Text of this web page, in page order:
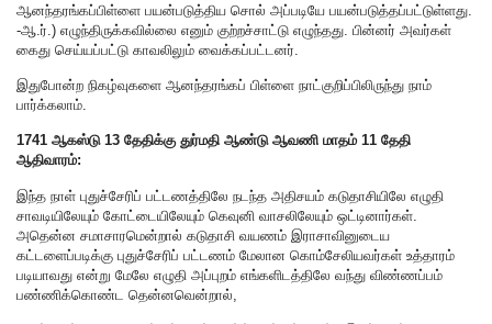
ஆனந்தரங்கப்பிள்ளை பயன்படுத்திய சொல் அப்படியே பயன்படுத்தப்பட்டுள்ளது.
-ஆ.ர்.) எழுந்திருக்கவில்லை எனும் குற்றச்சாட்டு எழுந்தது. பின்னர் அவர்கள்
கைது செய்யப்பட்டு காவலிலும் வைக்கப்பட்டனர்.
இதுபோன்ற நிகழ்வுகளை ஆனந்தரங்கப் பிள்ளை நாட்குறிப்பிலிருந்து நாம்
பார்க்கலாம்.
1741 ஆகஸ்டு 13 தேதிக்கு துர்மதி ஆண்டு ஆவணி மாதம் 11 தேதி
ஆதிவாரம்:
இந்த நாள் புதுச்சேரிப் பட்டணத்திலே நடந்த அதிசயம் கடுதாசியிலே எழுதி
சாவடியிலேயும் கோட்டையிலேயும் கெவுனி வாசலிலேயும் ஒட்டினார்கள்.
அதென்ன சமாசாரமென்றால் கடுதாசி வயணம் இராசாவினுடைய
கட்டளைப்படிக்கு புதுச்சேரிப் பட்டணம் மேலான கொம்சேலியவர்கள் உத்தாரம்
படியாவது என்று மேலே எழுதி அப்புறம் எங்களிடத்திலே வந்து விண்ணப்பம்
பண்ணிக்கொண்ட தென்னவென்றால்,